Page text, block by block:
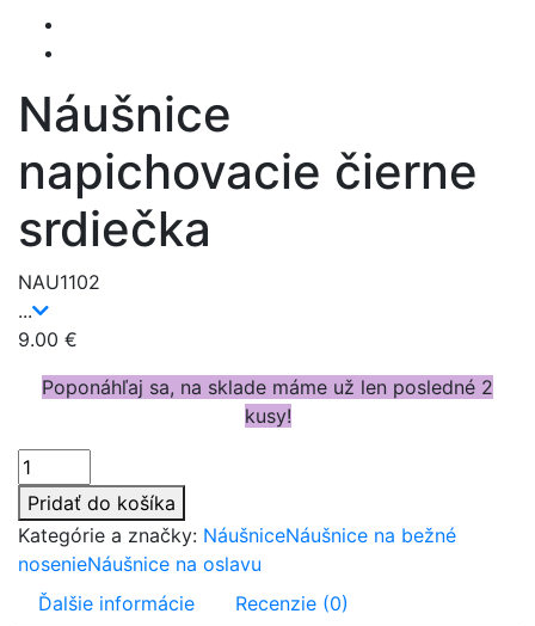
Náušnice
napichovacie čierne
srdiečka
NAU1102
...
9.00 €
Poponáhľaj sa, na sklade máme už len posledné 2
kusy!
Množstvo
Pridať do košíka
Kategórie a značky: NáušniceNáušnice na bežné
nosenieNáušnice na oslavu
Ďalšie informácie
Recenzie (0)